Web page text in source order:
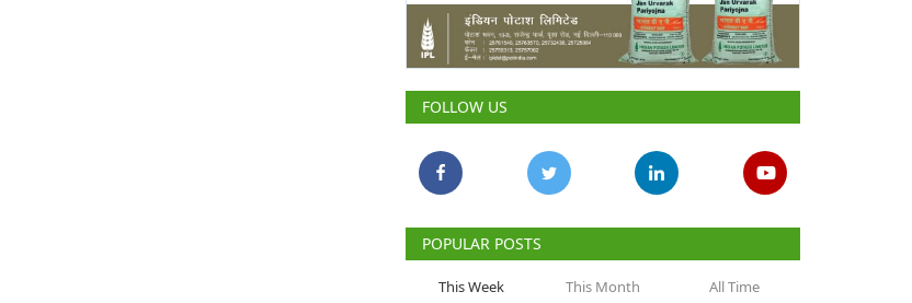
FOLLOW US
POPULAR POSTS
This Week This Month All Time